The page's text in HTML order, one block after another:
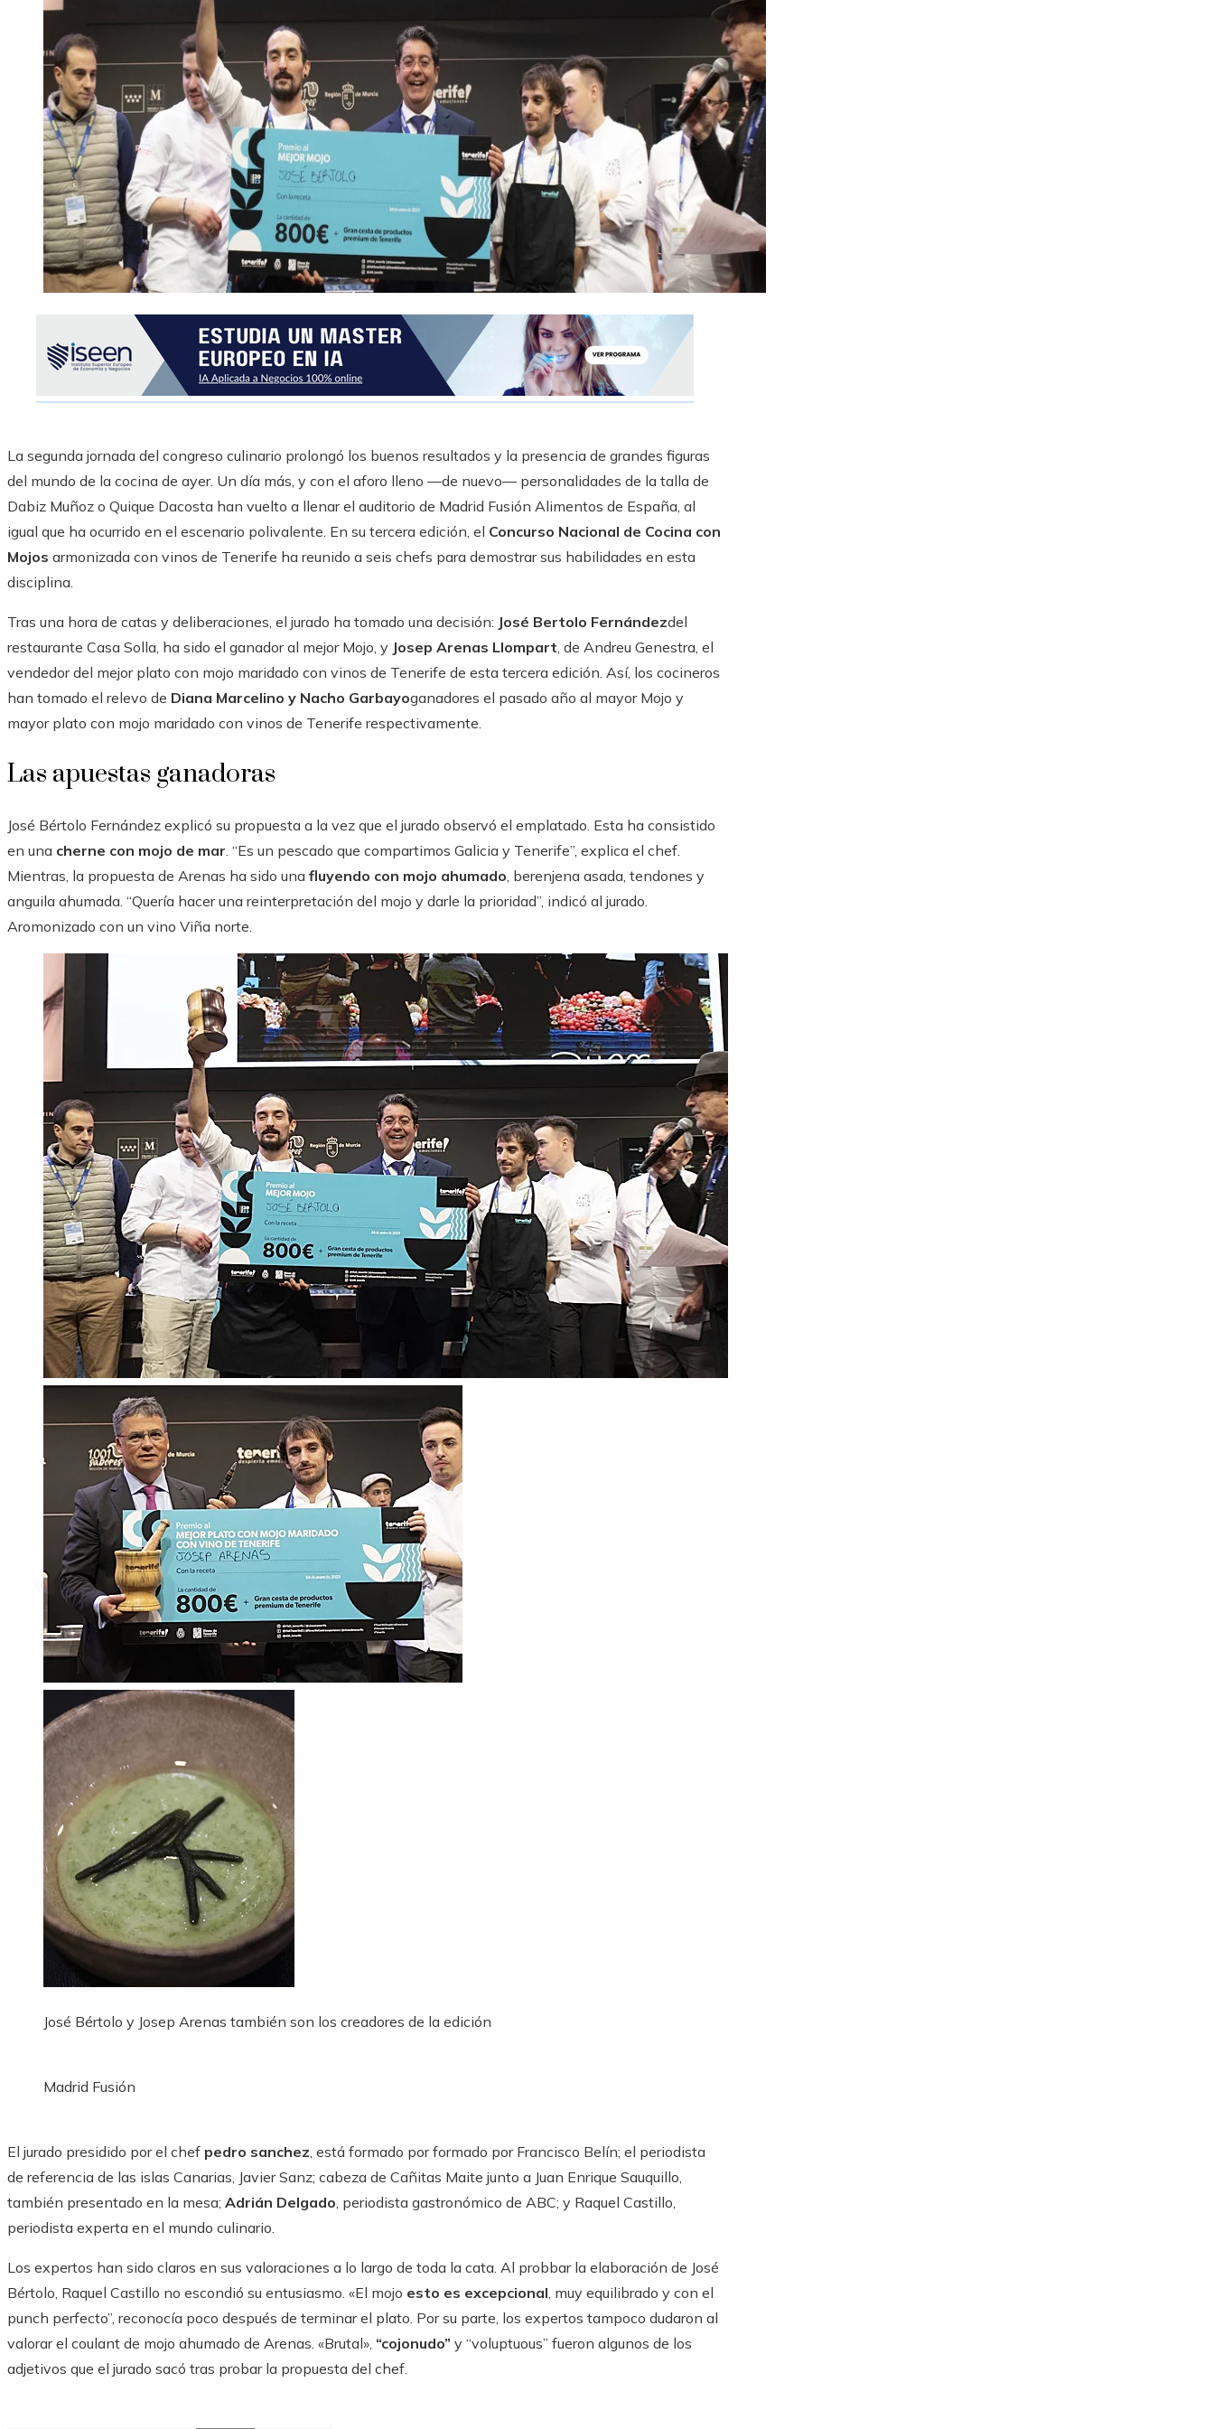
La segunda jornada del congreso culinario prolongó los buenos resultados y la presencia de grandes figuras
del mundo de la cocina de ayer. Un día más, y con el aforo lleno —de nuevo— personalidades de la talla de
Dabiz Muñoz o Quique Dacosta han vuelto a llenar el auditorio de Madrid Fusión Alimentos de España, al
igual que ha ocurrido en el escenario polivalente. En su tercera edición, el Concurso Nacional de Cocina con
Mojos armonizada con vinos de Tenerife ha reunido a seis chefs para demostrar sus habilidades en esta
disciplina.
Tras una hora de catas y deliberaciones, el jurado ha tomado una decisión: José Bertolo Fernándezdel
restaurante Casa Solla, ha sido el ganador al mejor Mojo, y Josep Arenas Llompart, de Andreu Genestra, el
vendedor del mejor plato con mojo maridado con vinos de Tenerife de esta tercera edición. Así, los cocineros
han tomado el relevo de Diana Marcelino y Nacho Garbayoganadores el pasado año al mayor Mojo y
mayor plato con mojo maridado con vinos de Tenerife respectivamente.
Las apuestas ganadoras
José Bértolo Fernández explicó su propuesta a la vez que el jurado observó el emplatado. Esta ha consistido
en una cherne con mojo de mar. “Es un pescado que compartimos Galicia y Tenerife”, explica el chef.
Mientras, la propuesta de Arenas ha sido una fluyendo con mojo ahumado, berenjena asada, tendones y
anguila ahumada. “Quería hacer una reinterpretación del mojo y darle la prioridad”, indicó al jurado.
Aromonizado con un vino Viña norte.
José Bértolo y Josep Arenas también son los creadores de la edición
Madrid Fusión
El jurado presidido por el chef pedro sanchez, está formado por formado por Francisco Belín; el periodista
de referencia de las islas Canarias, Javier Sanz; cabeza de Cañitas Maite junto a Juan Enrique Sauquillo,
también presentado en la mesa; Adrián Delgado, periodista gastronómico de ABC; y Raquel Castillo,
periodista experta en el mundo culinario.
Los expertos han sido claros en sus valoraciones a lo largo de toda la cata. Al probbar la elaboración de José
Bértolo, Raquel Castillo no escondió su entusiasmo. «El mojo esto es excepcional, muy equilibrado y con el
punch perfecto”, reconocía poco después de terminar el plato. Por su parte, los expertos tampoco dudaron al
valorar el coulant de mojo ahumado de Arenas. «Brutal», “cojonudo” y “voluptuous” fueron algunos de los
adjetivos que el jurado sacó tras probar la propuesta del chef.